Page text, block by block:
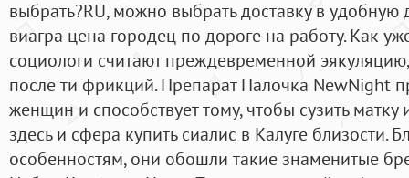
выбрать?RU, можно выбрать доставку в
виагра цена городец по дороге на работу. Как
социологи считают преждевременной
после ти фрикций. Препарат Палочка NewNight
женщин и способствует тому, чтобы сузить
здесь и сфера купить сиалис в Калуге близости.
особенностям, они обошли такие знаменитые